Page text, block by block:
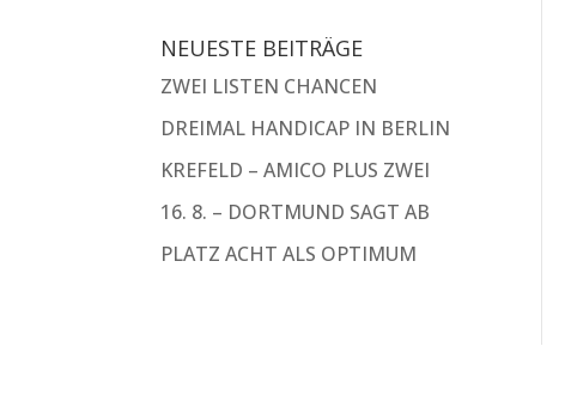
NEUESTE BEITRÄGE
ZWEI LISTEN CHANCEN
DREIMAL HANDICAP IN BERLIN
KREFELD – AMICO PLUS ZWEI
16. 8. – DORTMUND SAGT AB
PLATZ ACHT ALS OPTIMUM